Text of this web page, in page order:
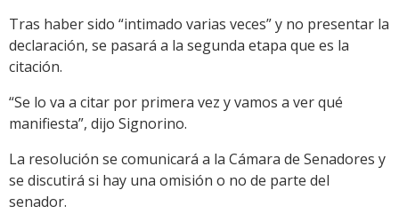
Tras haber sido “intimado varias veces” y no presentar la
declaración, se pasará a la segunda etapa que es la
citación.
“Se lo va a citar por primera vez y vamos a ver qué
manifiesta”, dijo Signorino.
La resolución se comunicará a la Cámara de Senadores y
se discutirá si hay una omisión o no de parte del
senador.